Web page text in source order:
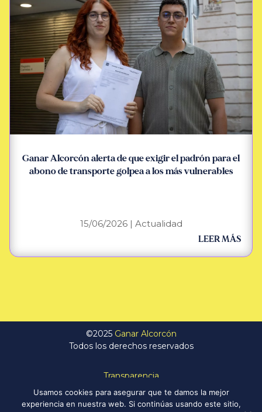
Ganar Alcorcón alerta de que exigir el padrón para el
abono de transporte golpea a los más vulnerables
15/06/2026| Actualidad
LEER MÁS
©2025 Ganar Alcorcón
Todos los derechos reservados
Transparencia
Política de Privacidad
Aviso Legal
Usamos cookies para asegurar que te damos la mejor
experiencia en nuestra web. Si continúas usando este sitio,